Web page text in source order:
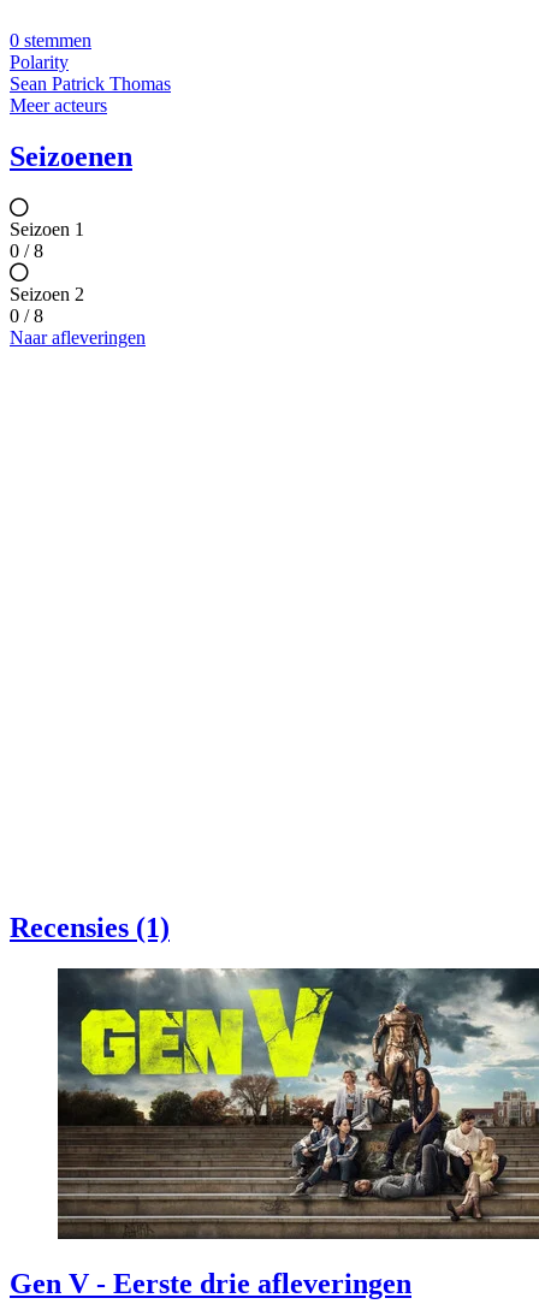
0 stemmen
Polarity
Sean Patrick Thomas
Meer acteurs
Seizoenen
Seizoen 1
0 / 8
Seizoen 2
0 / 8
Naar afleveringen
Recensies (1)
Gen V - Eerste drie afleveringen